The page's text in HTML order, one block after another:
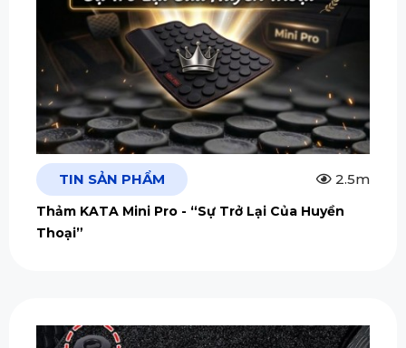
TIN SẢN PHẨM 2.5m
Thảm KATA Mini Pro - “Sự Trở Lại Của Huyền
Thoại”